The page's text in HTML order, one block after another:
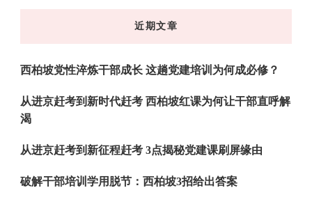
近期文章
西柏坡党性淬炼干部成长 这趟党建培训为何成必修？
从进京赶考到新时代赶考 西柏坡红课为何让干部直呼解
渴
从进京赶考到新征程赶考 3点揭秘党建课刷屏缘由
破解干部培训学用脱节：西柏坡3招给出答案